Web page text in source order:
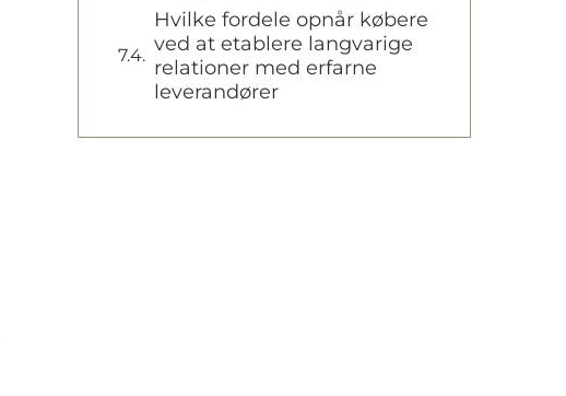
Hvilke fordele opnår købere
ved at etablere langvarige
relationer med erfarne
leverandører